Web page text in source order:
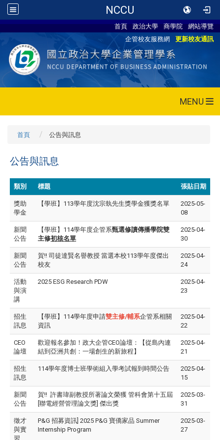
NCCU
首頁 政治大學 商學院
網站導覽
企管校友服務網
更新校友通訊
MENU
首頁 公告與訊息
公告與訊息
類別 標題 張貼日期
獎助
學金
【學班】113學年度沈宗埶先生獎學金獲獎名單
2025-05-
08
新聞
公告
【學班】114學年度企管系甄選修讀傳播學院雙
主修初核名單
2025-04-
30
新聞
公告
賀!! 司徒達賢名譽教授 當選本校113學年度傑出
校友
2025-04-
24
活動
與演
講
2025 ESG Research PDW
2025-04-
23
招生
訊息
【學班】114學年度申請雙主修/輔系企管系相關
資訊
2025-04-
22
CEO
論壇
歡迎報名參加！政大企管CEO論壇：【從島內連
結到亞洲共創：一場創生的新旅程】
2025-04-
21
招生
訊息
114學年度博士班學術組入學考試報到時間公告
2025-04-
15
新聞
公告
賀!! 許書瑋副教授所著論文榮獲 管科會第十五屆
[聯電經營管理論文獎] 傑出獎
2025-03-
31
徵才
與實
習
P&G 招募資訊] 2025 P&G 寶僑家品 Summer
Internship Program
2025-03-
27